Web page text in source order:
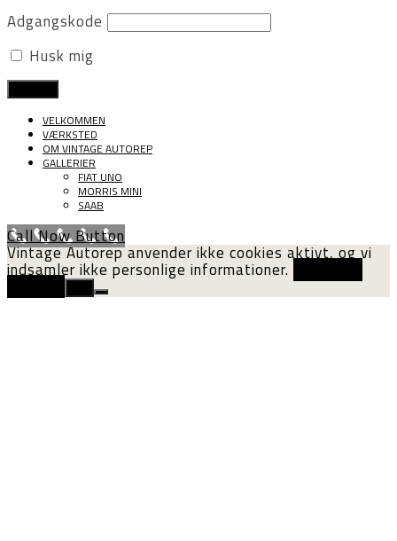
Adgangskode
Husk mig
VELKOMMEN
VÆRKSTED
OM VINTAGE AUTOREP
GALLERIER
FIAT UNO
MORRIS MINI
SAAB
Call Now Button
Vintage Autorep anvender ikke cookies aktivt, og vi
indsamler ikke personlige informationer.